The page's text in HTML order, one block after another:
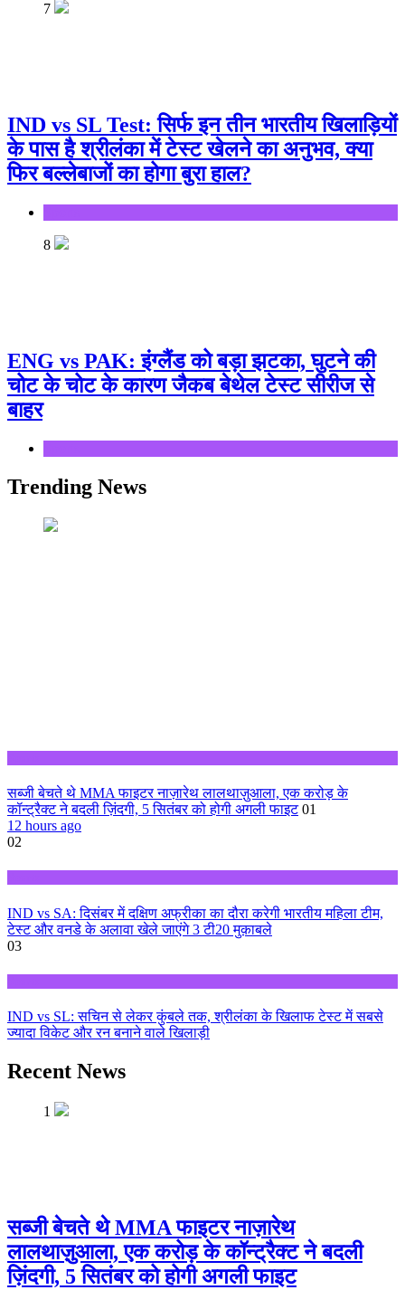
7
IND vs SL Test: सिर्फ इन तीन भारतीय खिलाड़ियों
के पास है श्रीलंका में टेस्ट खेलने का अनुभव, क्या
फिर बल्लेबाजों का होगा बुरा हाल?
8
ENG vs PAK: इंग्लैंड को बड़ा झटका, घुटने की
चोट के चोट के कारण जैकब बेथेल टेस्ट सीरीज से
बाहर
Trending News
सब्जी बेचते थे MMA फाइटर नाज़ारेथ लालथाज़ुआला, एक करोड़ के
कॉन्ट्रैक्ट ने बदली ज़िंदगी, 5 सितंबर को होगी अगली फाइट 01
12 hours ago
02
IND vs SA: दिसंबर में दक्षिण अफ्रीका का दौरा करेगी भारतीय महिला टीम,
टेस्ट और वनडे के अलावा खेले जाएंगे 3 टी20 मुक़ाबले
03
IND vs SL: सचिन से लेकर कुंबले तक, श्रीलंका के खिलाफ टेस्ट में सबसे
ज्यादा विकेट और रन बनाने वाले खिलाड़ी
Recent News
1
सब्जी बेचते थे MMA फाइटर नाज़ारेथ
लालथाज़ुआला, एक करोड़ के कॉन्ट्रैक्ट ने बदली
ज़िंदगी, 5 सितंबर को होगी अगली फाइट